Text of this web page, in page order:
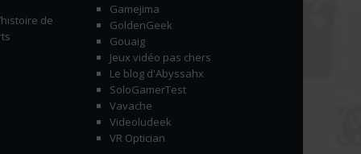
de
Gamejima
GoldenGeek
Gouaig
Jeux vidéo pas chers
Le blog d'Abyssahx
SoloGamerTest
Vavache
Videoludeek
VR Optician